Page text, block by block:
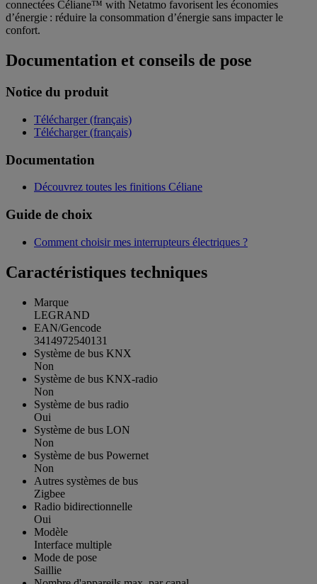
connectées Céliane™ with Netatmo favorisent les économies
d’énergie : réduire la consommation d’énergie sans impacter le
confort.
Documentation et conseils de pose
Notice du produit
Télécharger (français)
Télécharger (français)
Documentation
Découvrez toutes les finitions Céliane
Guide de choix
Comment choisir mes interrupteurs électriques ?
Caractéristiques techniques
Marque
LEGRAND
EAN/Gencode
3414972540131
Système de bus KNX
Non
Système de bus KNX-radio
Non
Système de bus radio
Oui
Système de bus LON
Non
Système de bus Powernet
Non
Autres systèmes de bus
Zigbee
Radio bidirectionnelle
Oui
Modèle
Interface multiple
Mode de pose
Saillie